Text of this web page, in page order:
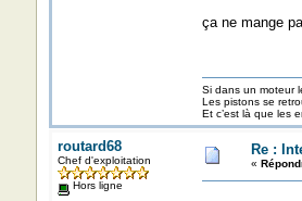
ça ne mange
Si dans un moteur
Les pistons se
Et c’est là que les
routard68
Chef d'exploitation
Hors ligne
Re :
«